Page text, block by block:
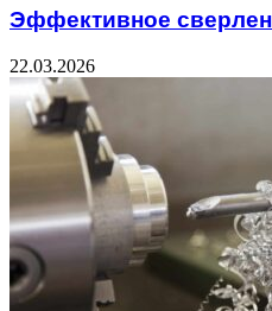
Эффективное
22.03.2026